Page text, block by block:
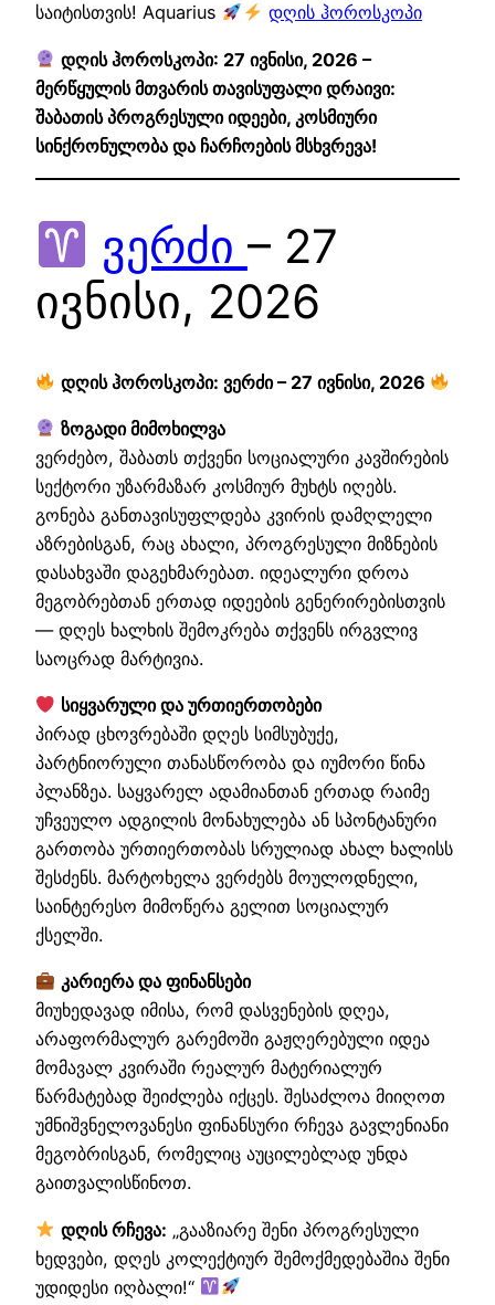
საიტისთვის! Aquarius
დღის ჰოროსკოპი
დღის ჰოროსკოპი: 27 ივნისი, 2026 –
მერწყულის მთვარის თავისუფალი დრაივი:
შაბათის პროგრესული იდეები, კოსმიური
სინქრონულობა და ჩარჩოების მსხვრევა!
ვერძი – 27
ივნისი, 2026
დღის ჰოროსკოპი: ვერძი – 27 ივნისი, 2026
ზოგადი მიმოხილვა
ვერძებო, შაბათს თქვენი სოციალური კავშირების
სექტორი უზარმაზარ კოსმიურ მუხტს იღებს.
გონება განთავისუფლდება კვირის დამღლელი
აზრებისგან, რაც ახალი, პროგრესული მიზნების
დასახვაში დაგეხმარებათ. იდეალური დროა
მეგობრებთან ერთად იდეების გენერირებისთვის
— დღეს ხალხის შემოკრება თქვენს ირგვლივ
საოცრად მარტივია.
სიყვარული და ურთიერთობები
პირად ცხოვრებაში დღეს სიმსუბუქე,
პარტნიორული თანასწორობა და იუმორი წინა
პლანზეა. საყვარელ ადამიანთან ერთად რაიმე
უჩვეულო ადგილის მონახულება ან სპონტანური
გართობა ურთიერთობას სრულიად ახალ ხალისს
შესძენს. მარტოხელა ვერძებს მოულოდნელი,
საინტერესო მიმოწერა გელით სოციალურ
ქსელში.
კარიერა და ფინანსები
მიუხედავად იმისა, რომ დასვენების დღეა,
არაფორმალურ გარემოში გაჟღერებული იდეა
მომავალ კვირაში რეალურ მატერიალურ
წარმატებად შეიძლება იქცეს. შესაძლოა მიიღოთ
უმნიშვნელოვანესი ფინანსური რჩევა გავლენიანი
მეგობრისგან, რომელიც აუცილებლად უნდა
გაითვალისწინოთ.
დღის რჩევა: „გააზიარე შენი პროგრესული
ხედვები, დღეს კოლექტიურ შემოქმედებაშია შენი
უდიდესი იღბალი!“